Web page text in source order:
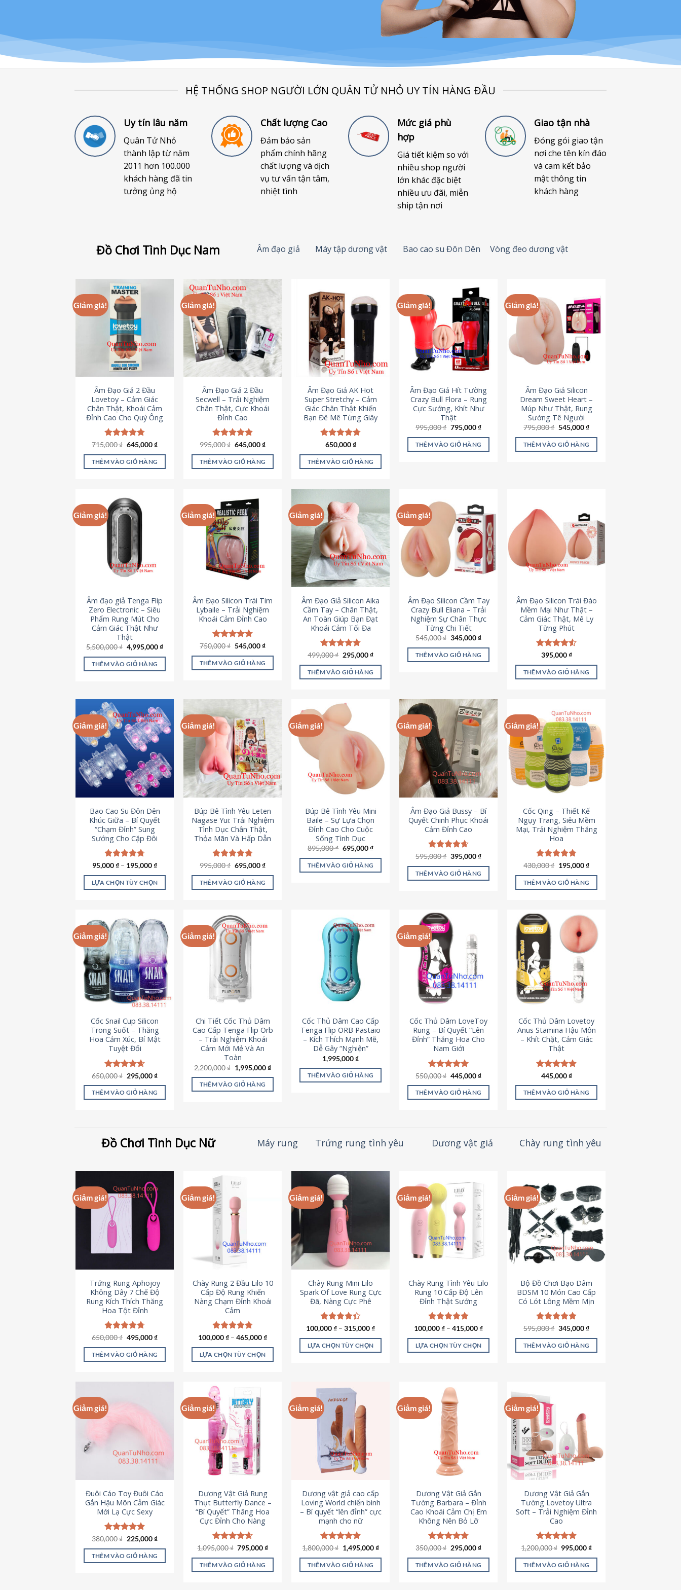
HỆ THỐNG SHOP NGƯỜI LỚN QUÂN TỬ NHỎ UY TÍN HÀNG ĐẦU
Uy tín lâu năm
Quân Tử Nhỏ
thành lập từ năm
2011 hơn 100.000
khách hàng đã tin
tưởng ủng hộ
Chất lượng Cao
Đảm bảo sản
phẩm chính hãng
chất lượng và dịch
vụ tư vấn tận tâm,
nhiệt tình
Mức giá phù
hợp
Giá tiết kiệm so với
nhiều shop người
lớn khác đặc biệt
nhiều ưu đãi, miễn
ship tận nơi
Giao tận nhà
Đóng gói giao tận
nơi che tên kín đáo
và cam kết bảo
mật thông tin
khách hàng
Đồ Chơi Tình Dục Nam Âm đạo giả Máy tập dương vật Bao cao su Đôn Dên Vòng đeo dương vật
Giảm giá!
Âm Đạo Giả 2 Đầu
Lovetoy – Cảm Giác
Chân Thật, Khoái Cảm
Đỉnh Cao Cho Quý Ông
Được xếp
hạng4.79
5 sao
715,000₫ Giá
là:
715,000 ₫.
645,000₫Giá
tại
là:
THÊM VÀO GIỎ HÀNG
Giảm giá!
Âm Đạo Giả 2 Đầu
Secwell – Trải Nghiệm
Chân Thật, Cực Khoái
Đỉnh Cao
Được xếp
hạng4.88
5 sao
995,000₫ Giá
là:
995,000 ₫.
645,000₫Giá
tại
là:
THÊM VÀO GIỎ HÀNG
Âm Đạo Giả AK Hot
Super Stretchy – Cảm
Giác Chân Thật Khiến
Bạn Đê Mê Từng Giây
Được xếp
hạng4.75
5 sao
650,000₫
THÊM VÀO GIỎ HÀNG
Giảm giá!
Âm Đạo Giả Hít Tường
Crazy Bull Flora – Rung
Cực Sướng, Khít Như
Thật
995,000₫ Giá
là:
995,000 ₫.
795,000₫Giá
tại
là:
THÊM VÀO GIỎ HÀNG
Giảm giá!
Âm Đạo Giả Silicon
Dream Sweet Heart –
Múp Như Thật, Rung
Sướng Tê Người
795,000₫ Giá
là:
795,000 ₫.
545,000₫Giá
tại
là:
THÊM VÀO GIỎ HÀNG
Giảm giá!
Âm đạo giả Tenga Flip
Zero Electronic – Siêu
Phẩm Rung Mút Cho
Cảm Giác Thật Như
Thật
5,500,000₫ Giá
gốc
là:
5,500,000 ₫.
4,995,000₫Giá
tại
THÊM VÀO GIỎ HÀNG
Giảm giá!
Âm Đạo Silicon Trái Tim
Lybaile – Trải Nghiệm
Khoái Cảm Đỉnh Cao
Được xếp
5 sao
750,000₫ Giá
là:
750,000 ₫.
545,000₫Giá
tại
là:
THÊM VÀO GIỎ HÀNG
Giảm giá!
Âm Đạo Giả Silicon Aika
Cầm Tay – Chân Thật,
An Toàn Giúp Bạn Đạt
Khoái Cảm Tối Đa
Được xếp
5 sao
499,000₫ Giá
là:
499,000 ₫.
295,000₫Giá
tại
là:
THÊM VÀO GIỎ HÀNG
Giảm giá!
Âm Đạo Silicon Cầm Tay
Crazy Bull Eliana – Trải
Nghiệm Sự Chân Thực
Từng Chi Tiết
545,000₫ Giá
là:
545,000 ₫.
345,000₫Giá
tại
là:
THÊM VÀO GIỎ HÀNG
Âm Đạo Silicon Trái Đào
Mềm Mại Như Thật –
Cảm Giác Thật, Mê Ly
Từng Phút
Được xếp
5 sao
395,000₫
THÊM VÀO GIỎ HÀNG
Giảm giá!
Bao Cao Su Đôn Dên
Khúc Giữa – Bí Quyết
“Chạm Đỉnh” Sung
Sướng Cho Cặp Đôi
Được xếp
5 sao
95,000₫ – 195,000₫
LỰA CHỌN TÙY CHỌN
này
có
nhiều
biến
thể.
Các
tùy
chọn
thể
được
chọn
trên
trang
phẩm
Giảm giá!
Búp Bê Tình Yêu Leten
Nagase Yui: Trải Nghiệm
Tình Dục Chân Thật,
Thỏa Mãn Và Hấp Dẫn
Được xếp
5 sao
995,000₫ Giá
là:
995,000 ₫.
695,000₫Giá
tại
là:
THÊM VÀO GIỎ HÀNG
Giảm giá!
Búp Bê Tình Yêu Mini
Baile – Sự Lựa Chọn
Đỉnh Cao Cho Cuộc
Sống Tình Dục
895,000₫ Giá
là:
895,000 ₫.
695,000₫Giá
tại
là:
THÊM VÀO GIỎ HÀNG
Giảm giá!
Âm Đạo Giả Bussy – Bí
Quyết Chinh Phục Khoái
Cảm Đỉnh Cao
Được xếp
5 sao
595,000₫ Giá
là:
595,000 ₫.
395,000₫Giá
tại
là:
THÊM VÀO GIỎ HÀNG
Giảm giá!
Cốc Qing – Thiết Kế
Ngụy Trang, Siêu Mềm
Mại, Trải Nghiệm Thăng
Hoa
Được xếp
5 sao
430,000₫ Giá
là:
430,000 ₫.
195,000₫Giá
tại
là:
THÊM VÀO GIỎ HÀNG
Giảm giá!
Cốc Snail Cup Silicon
Trong Suốt – Thăng
Hoa Cảm Xúc, Bí Mật
Tuyệt Đối
Được xếp
hạng4.69
5 sao
650,000₫ Giá
là:
650,000 ₫.
295,000₫Giá
tại
là:
THÊM VÀO GIỎ HÀNG
Giảm giá!
Chi Tiết Cốc Thủ Dâm
Cao Cấp Tenga Flip Orb
– Trải Nghiệm Khoái
Cảm Mới Mẻ Và An
Toàn
2,200,000₫ Giá
gốc
là:
2,200,000 ₫.
1,995,000₫Giá
THÊM VÀO GIỎ HÀNG
Cốc Thủ Dâm Cao Cấp
Tenga Flip ORB Pastaio
– Kích Thích Mạnh Mẽ,
Dễ Gây “Nghiện”
1,995,000₫
THÊM VÀO GIỎ HÀNG
Giảm giá!
Cốc Thủ Dâm LoveToy
Rung – Bí Quyết “Lên
Đỉnh” Thăng Hoa Cho
Nam Giới
Được xếp
hạng5.00
5 sao
550,000₫ Giá
là:
550,000 ₫.
445,000₫Giá
tại
là:
THÊM VÀO GIỎ HÀNG
Cốc Thủ Dâm Lovetoy
Anus Stamina Hậu Môn
– Khít Chặt, Cảm Giác
Thật
Được xếp
hạng4.84
5 sao
445,000₫
THÊM VÀO GIỎ HÀNG
Đồ Chơi Tình Dục Nữ Máy rung Trứng rung tình yêu Dương vật giả Chày rung tình yêu
Giảm giá!
Trứng Rung Aphojoy
Không Dây 7 Chế Độ
Rung Kích Thích Thăng
Hoa Tột Đỉnh
Được xếp
5 sao
650,000₫ Giá
là:
650,000 ₫.
495,000₫Giá
tại
là:
THÊM VÀO GIỎ HÀNG
Giảm giá!
Chày Rung 2 Đầu Lilo 10
Cấp Độ Rung Khiến
Nàng Chạm Đỉnh Khoái
Cảm
Được xếp
5 sao
100,000₫ – 465,000₫
LỰA CHỌN TÙY CHỌN
có
nhiều
biến
thể.
Các
tùy
chọn
thể
được
chọn
trên
trang
phẩm
Giảm giá!
Chày Rung Mini Lilo
Spark Of Love Rung Cực
Đã, Nàng Cực Phê
Được xếp
5 sao
100,000₫ – 315,000₫
LỰA CHỌN TÙY CHỌN
nhiều
thể.
Các
tùy
chọn
được
chọn
trên
trang
sản
phẩm
Giảm giá!
Chày Rung Tình Yêu Lilo
Rung 10 Cấp Độ Lên
Đỉnh Thật Sướng
Được xếp
5 sao
100,000₫ – 415,000₫
LỰA CHỌN TÙY CHỌN
có
nhiều
biến
thể.
Các
tùy
chọn
có
được
chọn
trên
trang
sản
phẩm
Giảm giá!
Bộ Đồ Chơi Bạo Dâm
BDSM 10 Món Cao Cấp
Có Lót Lông Mềm Mịn
Được xếp
5 sao
595,000₫ Giá
là:
595,000 ₫.
345,000₫Giá
tại
là:
THÊM VÀO GIỎ HÀNG
Giảm giá!
Đuôi Cáo Toy Đuôi Cáo
Gắn Hậu Môn Cảm Giác
Mới Lạ Cực Sexy
Được xếp
5 sao
380,000₫ Giá
là:
380,000 ₫.
225,000₫Giá
tại
là:
THÊM VÀO GIỎ HÀNG
Giảm giá!
Dương Vật Giả Rung
Thụt Butterfly Dance –
“Bí Quyết” Thăng Hoa
Cực Đỉnh Cho Nàng
Được xếp
5 sao
1,095,000₫ Giá
là:
1,095,000 ₫.
795,000₫Giá
tại
THÊM VÀO GIỎ HÀNG
Giảm giá!
Dương vật giả cao cấp
Loving World chiến binh
– Bí quyết “lên đỉnh” cực
mạnh cho nữ
Được xếp
5 sao
1,800,000₫ Giá
gốc
là:
1,800,000 ₫.
1,495,000₫Giá
tại
THÊM VÀO GIỎ HÀNG
Giảm giá!
Dương Vật Giả Gắn
Tường Barbara – Đỉnh
Cao Khoái Cảm Chị Em
Không Nên Bỏ Lỡ
Được xếp
5 sao
350,000₫ Giá
là:
350,000 ₫.
295,000₫Giá
tại
là:
THÊM VÀO GIỎ HÀNG
Giảm giá!
Dương Vật Giả Gắn
Tường Lovetoy Ultra
Soft – Trải Nghiệm Đỉnh
Cao
Được xếp
5 sao
1,200,000₫ Giá
là:
1,200,000 ₫.
995,000₫Giá
tại
THÊM VÀO GIỎ HÀNG